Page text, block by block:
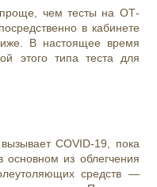
проще, чем тесты на ОТ-
в кабинете
В настоящее время
этого типа теста для
COVID-19, пока
основном из облегчения
средств —